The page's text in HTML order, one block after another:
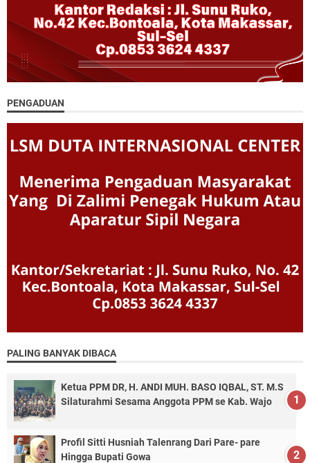
PENGADUAN
PALING BANYAK DIBACA
Ketua PPM DR, H. ANDI MUH. BASO IQBAL, ST. M.S
Silaturahmi Sesama Anggota PPM se Kab. Wajo
Profil Sitti Husniah Talenrang Dari Pare- pare
Hingga Bupati Gowa